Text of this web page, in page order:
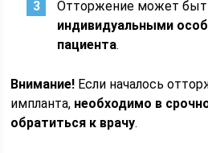
Отторжение может
индивидуальными
пациента.
Внимание! Если началось
импланта, необходимо в
обратиться к врачу.